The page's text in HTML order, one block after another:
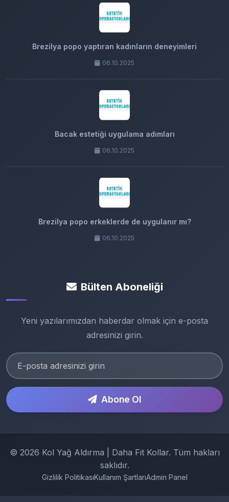
Brezilya popo yaptıran kadınların deneyimleri
06.10.2025
Bacak estetiği uygulama adımları
06.10.2025
Brezilya popo erkeklerde de uygulanır mı?
06.10.2025
Bülten Aboneliği
Yeni yazılarımızdan haberdar olmak için e-posta
adresinizi girin.
Abone Ol
© 2026 Kol Yağ Aldırma | Daha Fit Kollar. Tüm hakları
saklıdır.
Gizlilik PolitikasıKullanım ŞartlarıAdmin Panel